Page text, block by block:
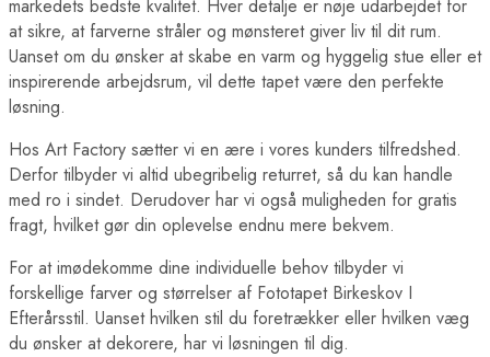
markedets bedste kvalitet. Hver detalje er nøje udarbejdet for
at sikre, at farverne stråler og mønsteret giver liv til dit rum.
Uanset om du ønsker at skabe en varm og hyggelig stue eller et
inspirerende arbejdsrum, vil dette tapet være den perfekte
løsning.
Hos Art Factory sætter vi en ære i vores kunders tilfredshed.
Derfor tilbyder vi altid ubegribelig returret, så du kan handle
med ro i sindet. Derudover har vi også muligheden for gratis
fragt, hvilket gør din oplevelse endnu mere bekvem.
For at imødekomme dine individuelle behov tilbyder vi
forskellige farver og størrelser af Fototapet Birkeskov I
Efterårsstil. Uanset hvilken stil du foretrækker eller hvilken væg
du ønsker at dekorere, har vi løsningen til dig.